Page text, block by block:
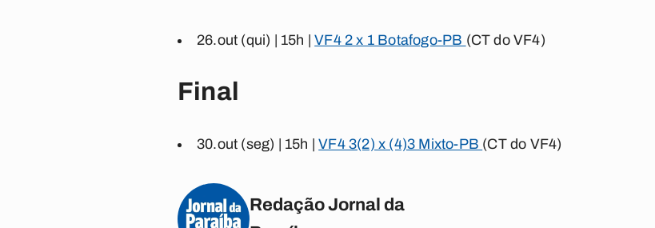
26.out (qui) | 15h |VF4 2 x 1 Botafogo-PB (CT do VF4)
Final
30.out (seg) | 15h |VF4 3(2) x (4)3 Mixto-PB (CT do VF4)
Redação Jornal da